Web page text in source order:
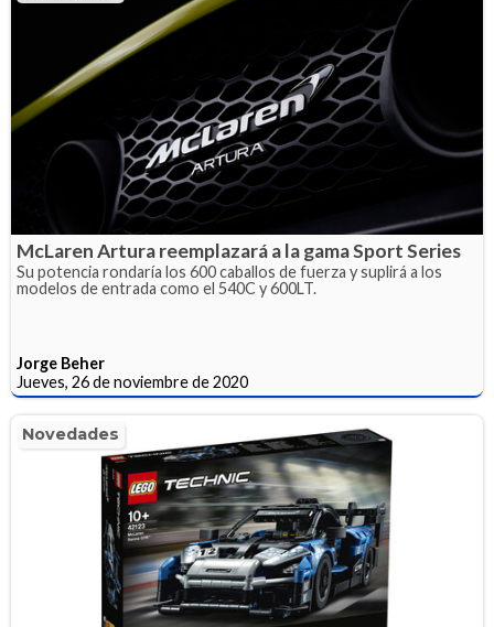
McLaren Artura reemplazará a la gama Sport Series
Su potencia rondaría los 600 caballos de fuerza y suplirá a los
modelos de entrada como el 540C y 600LT.
Jorge Beher
Jueves, 26 de noviembre de 2020
Novedades